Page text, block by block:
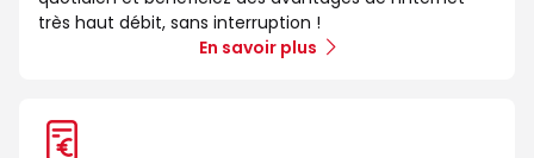
très haut débit, sans interruption !
En savoir plus